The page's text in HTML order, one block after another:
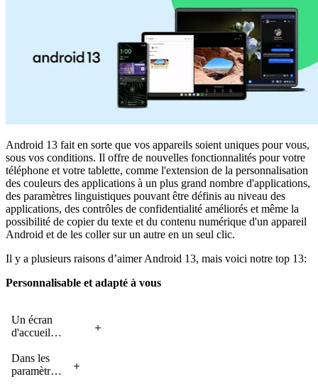
Android 13 fait en sorte que vos appareils soient uniques pour vous,
sous vos conditions. Il offre de nouvelles fonctionnalités pour votre
téléphone et votre tablette, comme l'extension de la personnalisation
des couleurs des applications à un plus grand nombre d'applications,
des paramètres linguistiques pouvant être définis au niveau des
applications, des contrôles de confidentialité améliorés et même la
possibilité de copier du texte et du contenu numérique d'un appareil
Android et de les coller sur un autre en un seul clic.
Il y a plusieurs raisons d’aimer Android 13, mais voici notre top 13:
Personnalisable et adapté à vous
Un écran
d'accueil
personnalisé
avec des
Dans les
paramètres,